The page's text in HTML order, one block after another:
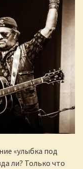
«улыбка под
ли? Только что